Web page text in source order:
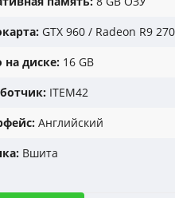
GTX 960 / Radeon R9
на диске: 16 GB
ITEM42
Английский
Вшита